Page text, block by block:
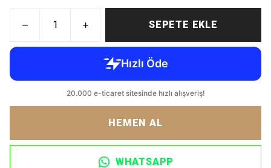
SEPETE EKLE
HEMEN AL
WHATSAPP